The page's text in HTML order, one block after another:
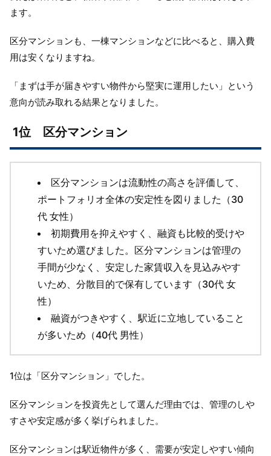
ます。
区分マンションも、一棟マンションなどに比べると、購入費
用は安くなりますね。
「まずは手が届きやすい物件から堅実に運用したい」という
意向が読み取れる結果となりました。
1位 区分マンション
区分マンションは流動性の高さを評価して、
ポートフォリオ全体の安定性を図りました（30
代 女性）
初期費用を抑えやすく、融資も比較的受けや
すいため選びました。区分マンションは管理の
手間が少なく、安定した家賃収入を見込みやす
いため、分散目的で保有しています（30代 女
性）
融資がつきやすく、駅近に立地していること
が多いため（40代 男性）
1位は「区分マンション」でした。
区分マンションを投資先として選んだ理由では、管理のしや
すさや安定感が多く挙げられました。
区分マンションは駅近物件が多く、需要が安定しやすい傾向